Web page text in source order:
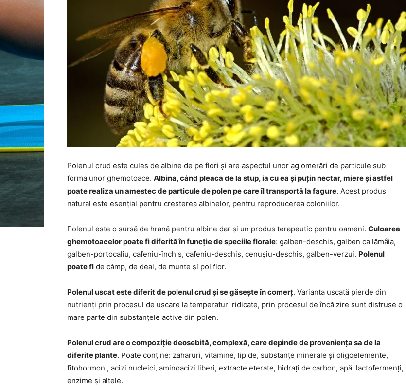
Polenul crud este cules de albine de pe flori și are aspectul unor aglomerări de particule sub
forma unor ghemotoace. Albina, când pleacă de la stup, ia cu ea și puțin nectar, miere și astfel
poate realiza un amestec de particule de polen pe care îl transportă la fagure. Acest produs
natural este esențial pentru creșterea albinelor, pentru reproducerea coloniilor.
Polenul este o sursă de hrană pentru albine dar și un produs terapeutic pentru oameni. Culoarea
ghemotoacelor poate fi diferită în funcție de speciile florale: galben-deschis, galben ca lămâia,
galben-portocaliu, cafeniu-închis, cafeniu-deschis, cenușiu-deschis, galben-verzui. Polenul
poate fi de câmp, de deal, de munte și poliflor.
Polenul uscat este diferit de polenul crud și se găsește în comerț. Varianta uscată pierde din
nutrienți prin procesul de uscare la temperaturi ridicate, prin procesul de încălzire sunt distruse o
mare parte din substanțele active din polen.
Polenul crud are o compoziție deosebită, complexă, care depinde de proveniența sa de la
diferite plante. Poate conține: zaharuri, vitamine, lipide, substanțe minerale și oligoelemente,
fitohormoni, acizi nucleici, aminoacizi liberi, extracte eterate, hidrați de carbon, apă, lactofermenți,
enzime și altele.